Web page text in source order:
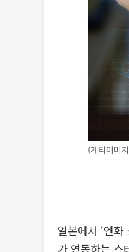
(게티이미
일본에서 ‘엔
가 연동하는 스